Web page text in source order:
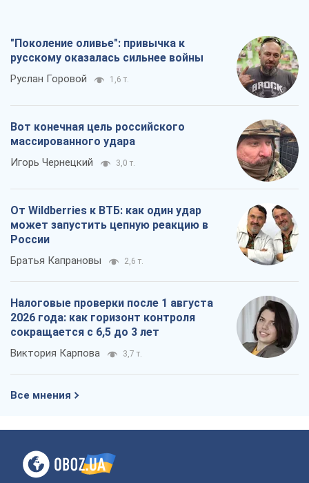
"Поколение оливье": привычка к
русскому оказалась сильнее войны
Руслан Горовой 1,6 т.
Вот конечная цель российского
массированного удара
Игорь Чернецкий 3,0 т.
От Wildberries к ВТБ: как один удар
может запустить цепную реакцию в
России
Братья Капрановы 2,6 т.
Налоговые проверки после 1 августа
2026 года: как горизонт контроля
сокращается с 6,5 до 3 лет
Виктория Карпова 3,7 т.
Все мнения